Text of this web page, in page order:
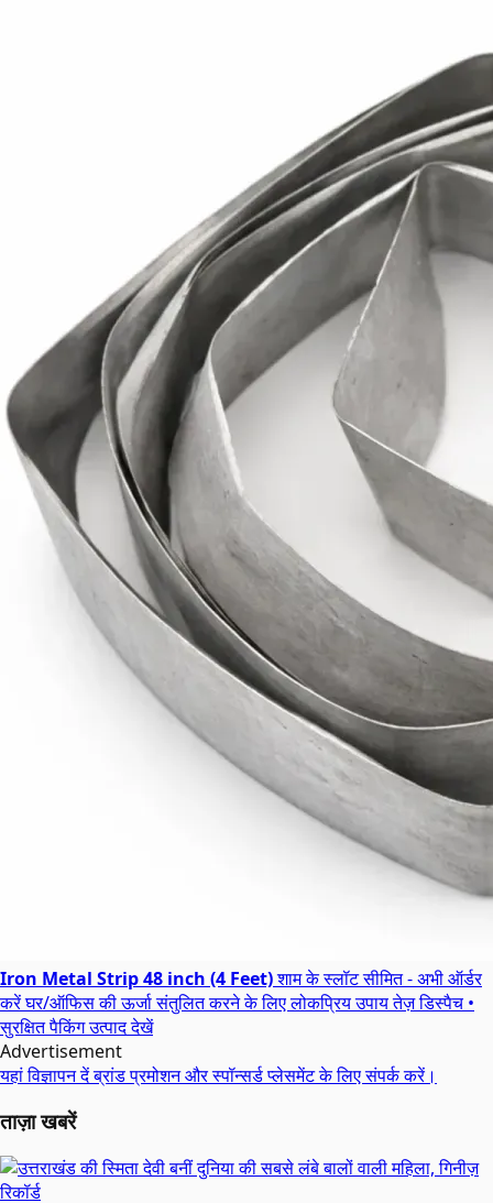
Iron Metal Strip 48 inch (4 Feet)शाम के स्लॉट सीमित - अभी ऑर्डर
करेंघर/ऑफिस की ऊर्जा संतुलित करने के लिए लोकप्रिय उपायतेज़ डिस्पैच •
सुरक्षित पैकिंगउत्पाद देखें
Advertisement
यहां विज्ञापन देंब्रांड प्रमोशन और स्पॉन्सर्ड प्लेसमेंट के लिए संपर्क करें।
ताज़ा खबरें